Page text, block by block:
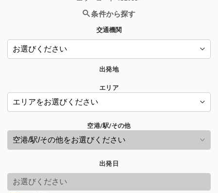
条件から探す
交通機関
出発地
エリア
空港/駅/その他
出発日